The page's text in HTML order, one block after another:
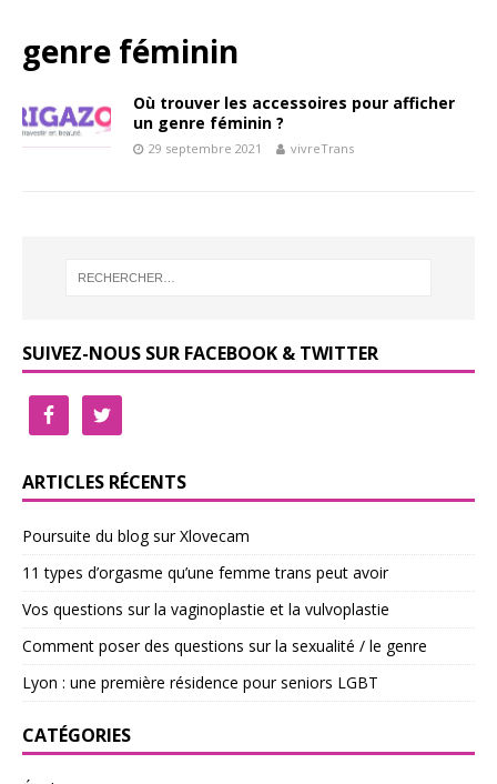
genre féminin
Où trouver les accessoires pour afficher
un genre féminin ?
29 septembre 2021 vivreTrans
SUIVEZ-NOUS SUR FACEBOOK & TWITTER
ARTICLES RÉCENTS
Poursuite du blog sur Xlovecam
11 types d’orgasme qu’une femme trans peut avoir
Vos questions sur la vaginoplastie et la vulvoplastie
Comment poser des questions sur la sexualité / le genre
Lyon : une première résidence pour seniors LGBT
CATÉGORIES